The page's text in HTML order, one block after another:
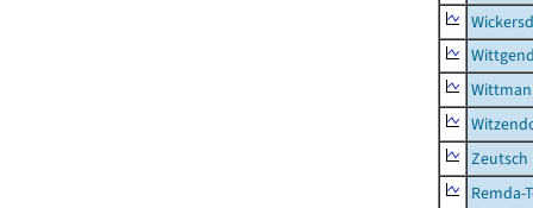
Zeutsch
Remda-